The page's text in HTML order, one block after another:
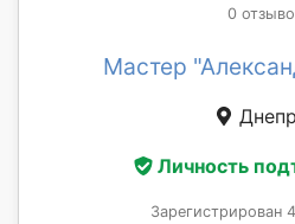
0
Мастер
Днепр
Личность
Зарегистрирован